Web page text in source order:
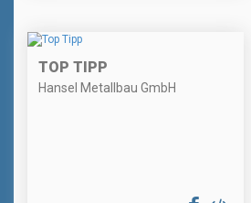
TOP TIPP
Hansel Metallbau GmbH